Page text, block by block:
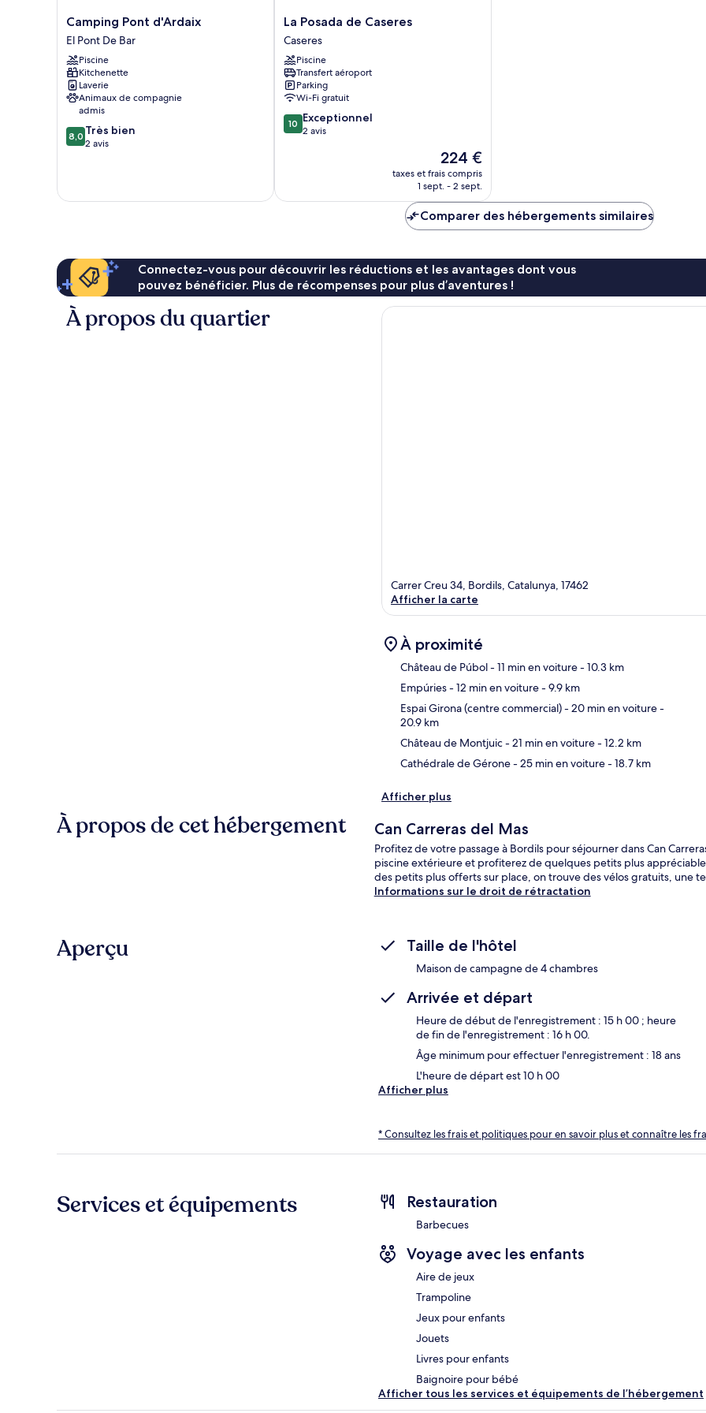
Camping
Pont
d'Ardaix
El
Pont
De
Bar
Camping Pont d'Ardaix
El Pont De Bar
Piscine
Kitchenette
Laverie
Animaux de compagnie
admis
8.0
sur
2 avis
8,0 Très bien
2 avis
La
Posada
de
Caseres
Caseres
La Posada de Caseres
Caseres
Piscine
Transfert aéroport
Parking
Wi-Fi gratuit
10.0
sur
10 Exceptionnel
2 avis
Le
nouveau
prix
de
224 €
224 €
taxes et frais compris
1 sept. - 2 sept.
Comparer des hébergements similaires
Connectez-vous pour découvrir les réductions et les avantages dont vous
pouvez bénéficier. Plus de récompenses pour plus d’aventures !
À propos du quartier
Carrer Creu 34, Bordils, Catalunya, 17462
Afficher la carte
À proximité
Château de Púbol- 11 min en voiture- 10.3 km
Empúries- 12 min en voiture- 9.9 km
Espai Girona (centre commercial)- 20 min en voiture-
20.9 km
Château de Montjuic- 21 min en voiture- 12.2 km
Cathédrale de Gérone- 25 min en voiture- 18.7 km
Afficher plus
À propos de cet hébergement Can Carreras del Mas
Profitez de votre passage à Bordils pour séjourner dans Can
piscine extérieure et profiterez de quelques petits plus
des petits plus offerts sur place, on trouve des vélos gratuits, une
Informations sur le droit de rétractation
Aperçu Taille de l'hôtel
Maison de campagne de 4 chambres
Arrivée et départ
Heure de début de l'enregistrement : 15 h 00 ; heure
de fin de l'enregistrement : 16 h 00.
Âge minimum pour effectuer l'enregistrement : 18 ans
L'heure de départ est 10 h 00
Afficher plus
* Consultez les frais et politiques pour en savoir plus et connaître les
Services et équipements Restauration
Barbecues
Voyage avec les enfants
Aire de jeux
Trampoline
Jeux pour enfants
Jouets
Livres pour enfants
Baignoire pour bébé
Afficher tous les services et équipements de l’hébergement